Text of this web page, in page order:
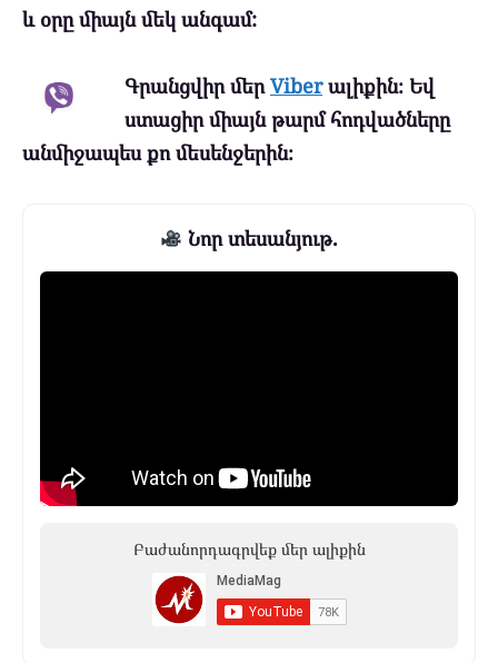
և օրը միայն մեկ անգամ:
Գրանցվիր մերViberալիքին։ Եվ
ստացիր միայն թարմ հոդվածները
անմիջապես քո մեսենջերին։
Նոր տեսանյութ.
Բաժանորդագրվեք մեր ալիքին